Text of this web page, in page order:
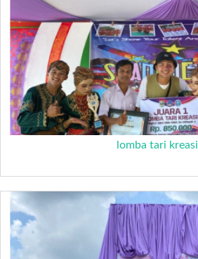
lomba tari kreasi